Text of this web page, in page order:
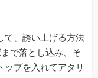
て、誘い上げる方法
で落とし込み、そ
プを入れてアタリ